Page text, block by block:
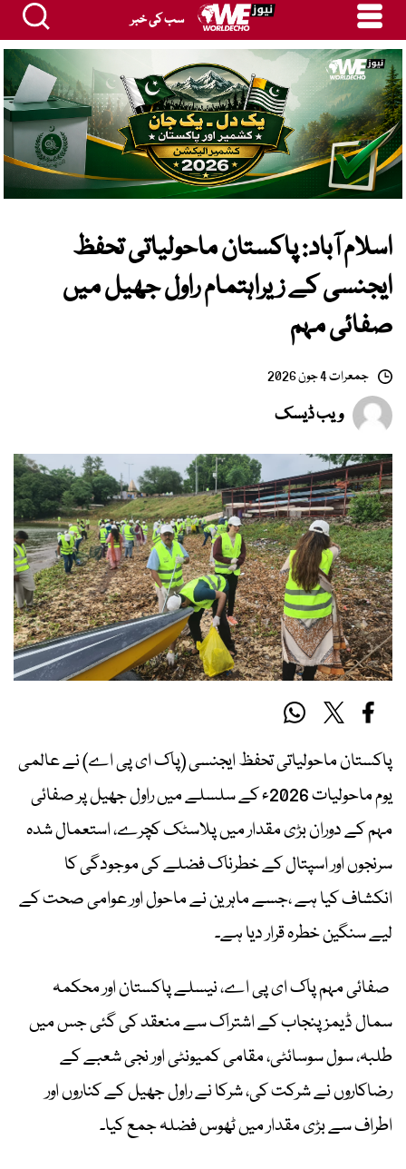
سب کی خبر
اسلام آباد: پاکستان ماحولیاتی تحفظ
ایجنسی کے زیراہتمام راول جھیل میں
صفائی مہم
جمعرات 4 جون 2026
ویب ڈیسک
پاکستان ماحولیاتی تحفظ ایجنسی (پاک ای پی اے) نے عالمی
یوم ماحولیات 2026ء کے سلسلے میں راول جھیل پر صفائی
مہم کے دوران بڑی مقدار میں پلاسٹک کچرے، استعمال شدہ
سرنجوں اور اسپتال کے خطرناک فضلے کی موجودگی کا
انکشاف کیا ہے ،جسے ماہرین نے ماحول اور عوامی صحت کے
لیے سنگین خطرہ قرار دیا ہے۔
صفائی مہم پاک ای پی اے، نیسلے پاکستان اور محکمہ
سمال ڈیمز پنجاب کے اشتراک سے منعقد کی گئی جس میں
طلبہ، سول سوسائٹی، مقامی کمیونٹی اور نجی شعبے کے
رضاکاروں نے شرکت کی، شرکا نے راول جھیل کے کناروں اور
اطراف سے بڑی مقدار میں ٹھوس فضلہ جمع کیا۔